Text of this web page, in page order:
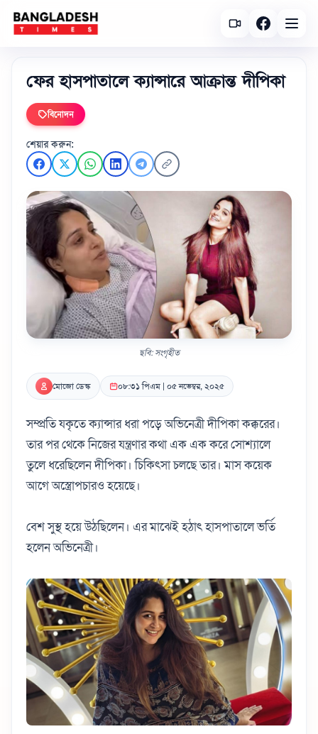
ফের হাসপাতালে ক্যান্সারে আক্রান্ত দীপিকা
বিনোদন
শেয়ার করুন:
ছবি: সংগৃহীত
মোজো ডেস্ক ০৮:৩১ পিএম | ০৫ নভেম্বর, ২০২৫
সম্প্রতি যকৃতে ক্যান্সার ধরা পড়ে অভিনেত্রী দীপিকা কক্করের।
তার পর থেকে নিজের যন্ত্রণার কথা এক এক করে সোশ্যালে
তুলে ধরেছিলেন দীপিকা। চিকিৎসা চলছে তার। মাস কয়েক
আগে অস্ত্রোপচারও হয়েছে।
বেশ সুস্থ হয়ে উঠছিলেন। এর মাঝেই হঠাৎ হাসপাতালে ভর্তি
হলেন অভিনেত্রী।